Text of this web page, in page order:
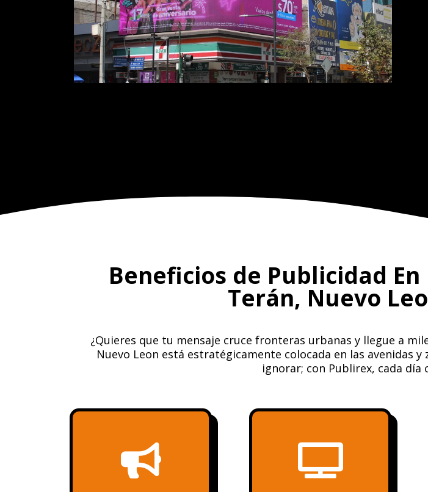
Beneficios de Publicidad
Terán, Nuevo
¿Quieres que tu mensaje cruce fronteras urbanas y llegue a
Nuevo Leon está estratégicamente colocada en las avenidas
ignorar; con Publirex, cada día
 